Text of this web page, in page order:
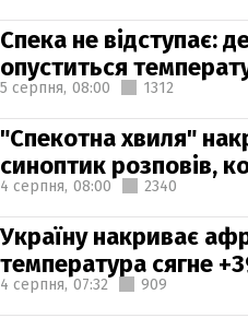
Спека не відступає:
опуститься
5 серпня, 08:00 1312
"Спекотна хвиля"
синоптик розповів,
4 серпня, 08:00 2340
Україну накриває
температура сягне
4 серпня, 07:32 909